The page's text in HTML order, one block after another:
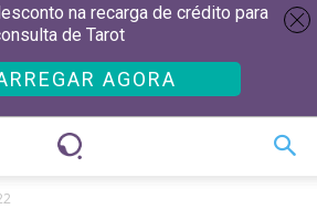
na recarga de crédito para
de Tarot
AGORA